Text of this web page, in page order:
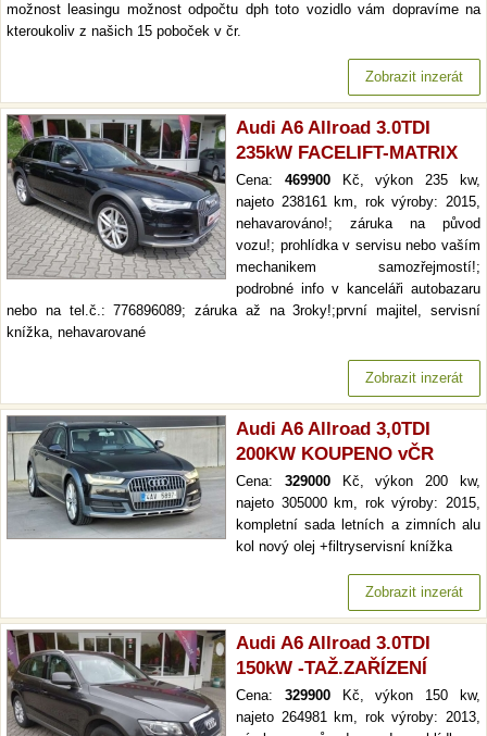
možnost leasingu možnost odpočtu dph toto vozidlo vám dopravíme na
kteroukoliv z našich 15 poboček v čr.
Zobrazit inzerát
Audi A6 Allroad 3.0TDI
235kW FACELIFT-MATRIX
Cena: 469900Kč, výkon 235 kw,
najeto 238161 km, rok výroby: 2015,
nehavarováno!; záruka na původ
vozu!; prohlídka v servisu nebo vaším
mechanikem samozřejmostí!;
podrobné info v kanceláři autobazaru
nebo na tel.č.: 776896089; záruka až na 3roky!;první majitel, servisní
knížka, nehavarované
Zobrazit inzerát
Audi A6 Allroad 3,0TDI
200KW KOUPENO vČR
Cena: 329000Kč, výkon 200 kw,
najeto 305000 km, rok výroby: 2015,
kompletní sada letních a zimních alu
kol nový olej +filtryservisní knížka
Zobrazit inzerát
Audi A6 Allroad 3.0TDI
150kW -TAŽ.ZAŘÍZENÍ
Cena: 329900Kč, výkon 150 kw,
najeto 264981 km, rok výroby: 2013,